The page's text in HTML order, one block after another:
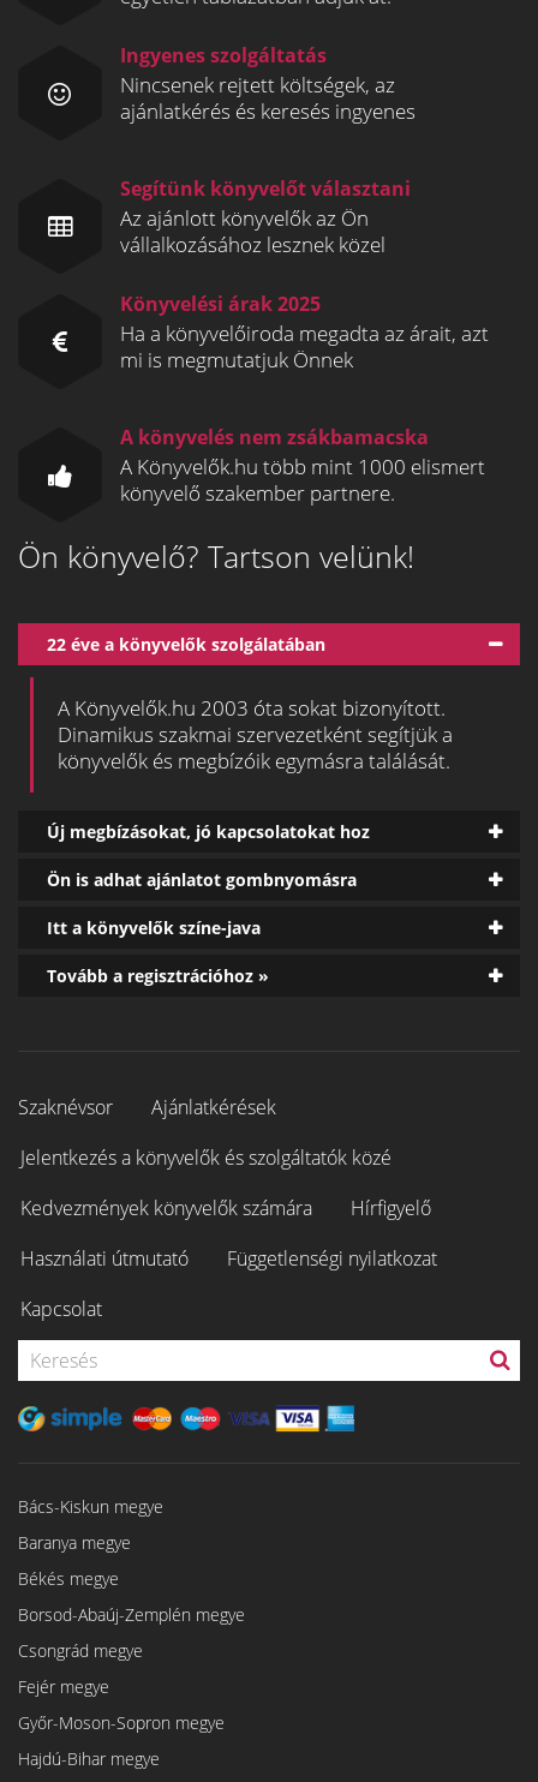
Ingyenes szolgáltatás
Nincsenek rejtett költségek, az
ajánlatkérés és keresés ingyenes
Segítünk könyvelőt választani
Az ajánlott könyvelők az Ön
vállalkozásához lesznek közel
Könyvelési árak 2025
Ha a könyvelőiroda megadta az árait, azt
mi is megmutatjuk Önnek
A könyvelés nem zsákbamacska
A Könyvelők.hu több mint 1000 elismert
könyvelő szakember partnere.
Ön könyvelő? Tartson velünk!
22 éve a könyvelők szolgálatában
A Könyvelők.hu 2003 óta sokat bizonyított.
Dinamikus szakmai szervezetként segítjük a
könyvelők és megbízóik egymásra találását.
Új megbízásokat, jó kapcsolatokat hoz
Ön is adhat ajánlatot gombnyomásra
Itt a könyvelők színe-java
Tovább a regisztrációhoz »
Szaknévsor
Ajánlatkérések
Jelentkezés a könyvelők és szolgáltatók közé
Kedvezmények könyvelők számára
Hírfigyelő
Használati útmutató
Függetlenségi nyilatkozat
Kapcsolat
Bács-Kiskun megye
Baranya megye
Békés megye
Borsod-Abaúj-Zemplén megye
Csongrád megye
Fejér megye
Győr-Moson-Sopron megye
Hajdú-Bihar megye